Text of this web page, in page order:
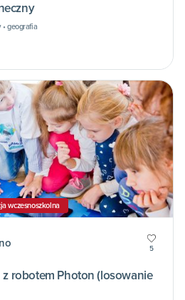
geografia
wczesnoszkolna
5
z robotem Photon (losowanie